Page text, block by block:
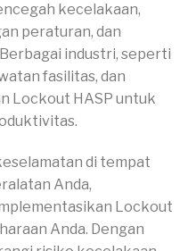
kecelakaan,
peraturan, dan
industri, seperti
fasilitas, dan
Lockout HASP untuk
di tempat
Anda,
Lockout
Anda. Dengan